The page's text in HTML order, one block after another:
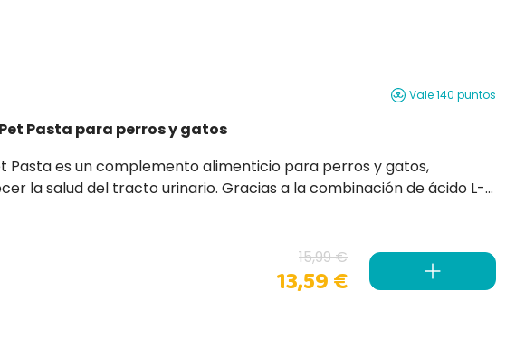
Vale 140 puntos
Pasta para perros y gatos
perros y gatos,
urinario. Gracias a la combinación de ácido L-
15,99 €
13,59 €